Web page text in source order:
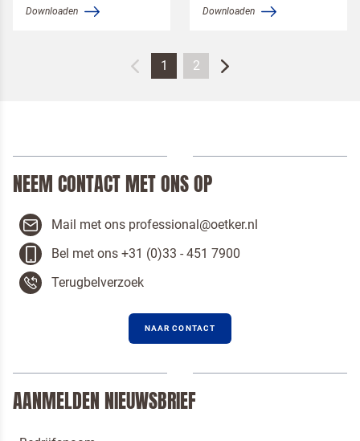
Downloaden Downloaden
1 2
NEEM CONTACT MET ONS OP
Mail met ons professional@oetker.nl
Bel met ons +31 (0)33 - 451 7900
Terugbelverzoek
NAAR CONTACT
AANMELDEN NIEUWSBRIEF